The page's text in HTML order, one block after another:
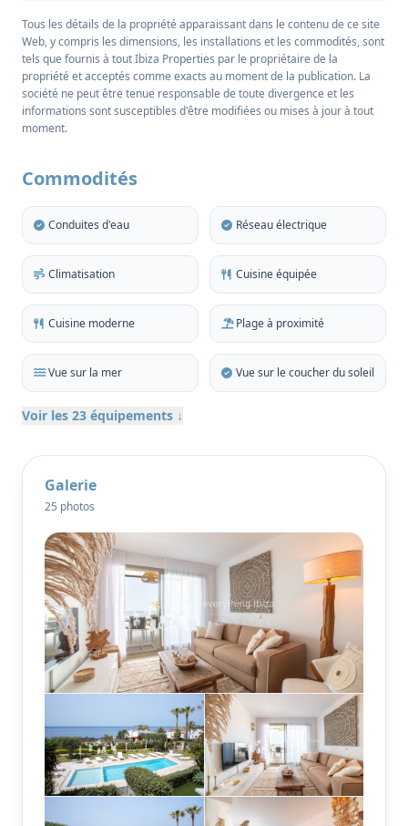
La propriété mesure un généreux 114m2 et offre un
agencement bien pensé, comprenant deux
chambres confortables et deux salles de bains
modernes, idéales pour la vie de famille et l'accueil
des invités. Une cuisine équipée moderne se fond
parfaitement dans un espace de vie lumineux et
généreuse terrasse privée, où les vues
panoramiques sur la Méditerranée constituent la
toile de fond parfaite pour les repas en plein air ou
les soirées de détente en regardant le soleil plonger
sous l'horizon.
L'appartement climatisé dispose d'une buanderie
entièrement équipée et offre le meilleur de la
fonctionnalité et de la finesse en combinant des
murs d'un blanc pur avec des accents de matériaux
naturels et une touche de bohème pour ajouter une
Situé au sein d'une communauté résidentielle très
respectée et bien entretenue, achevée en 2011, les
résidents bénéficient d'un environnement paisible et
d'excellentes installations communes.
Une piscine commune pour adultes et enfants, face
à la mer, entourée de chaises longues et de parasols,
un court de tennis et une aire de jeux pour enfants.
L'ensemble est méticuleusement entretenu tout au
long de l'année et offre la commodité d'un service
de conciergerie dédié.
Les jardins magnifiquement aménagés renforcent le
sentiment de paix et d'intimité, avec des pins et des
oliviers matures et des pelouses verdoyantes qui
créent un cadre méditerranéen naturel. Un parking
sécurisé à l'arrière du complexe ajoute à la
Tous les détails de la propriété apparaissant dans le contenu de ce site
Web, y compris les dimensions, les installations et les commodités, sont
tels que fournis à tout Ibiza Properties par le propriétaire de la
propriété et acceptés comme exacts au moment de la publication. La
société ne peut être tenue responsable de toute divergence et les
informations sont susceptibles d'être modifiées ou mises à jour à tout
moment.
Commodités
Conduites d'eau Réseau électrique
Climatisation Cuisine équipée
Cuisine moderne Plage à proximité
Vue sur la mer Vue sur le coucher du soleil
Voir les 23 équipements ↓
Galerie
25 photos